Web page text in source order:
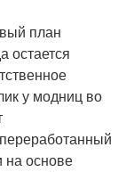
план
остается
у модниц во
на основе